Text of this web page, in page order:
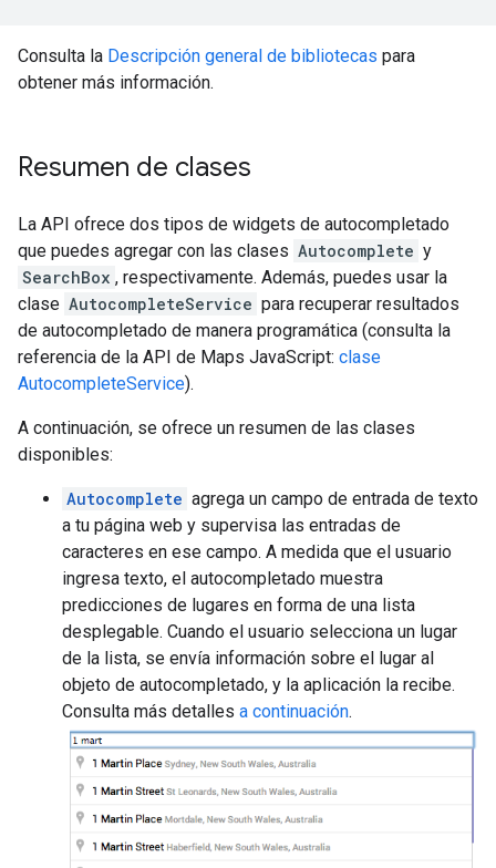
Consulta la Descripción general de bibliotecas para
obtener más información.
Resumen de clases
La API ofrece dos tipos de widgets de autocompletado
que puedes agregar con las clases Autocomplete y
SearchBox , respectivamente. Además, puedes usar la
clase AutocompleteService para recuperar resultados
de autocompletado de manera programática (consulta la
referencia de la API de Maps JavaScript: clase
AutocompleteService).
A continuación, se ofrece un resumen de las clases
disponibles:
Autocomplete agrega un campo de entrada de texto
a tu página web y supervisa las entradas de
caracteres en ese campo. A medida que el usuario
ingresa texto, el autocompletado muestra
predicciones de lugares en forma de una lista
desplegable. Cuando el usuario selecciona un lugar
de la lista, se envía información sobre el lugar al
objeto de autocompletado, y la aplicación la recibe.
Consulta más detalles a continuación.